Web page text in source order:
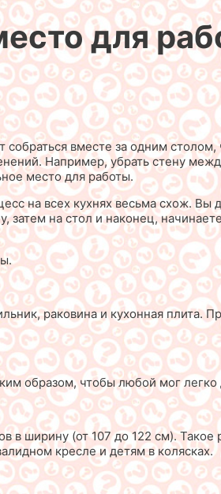
для
вместе за одним столом,
Например, убрать стену
место для работы.
на всех кухнях весьма схож. Вы
на стол и наконец,
раковина и кухонная плита.
образом, чтобы любой мог легко
ширину (от 107 до 122 см). Такое
кресле и детям в колясках.